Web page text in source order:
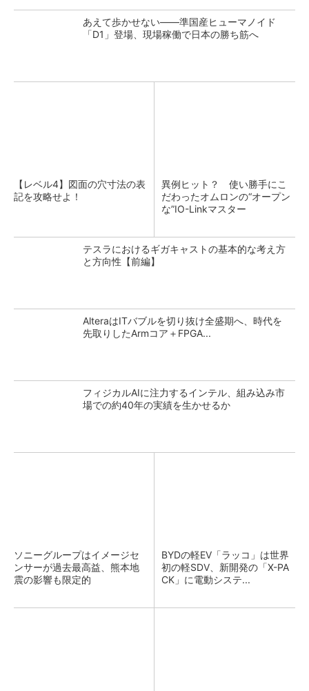
あえて歩かせない――準国産ヒューマノイド
「D1」登場、現場稼働で日本の勝ち筋へ
【レベル4】図面の穴寸法の表
記を攻略せよ！
異例ヒット？ 使い勝手にこ
だわったオムロンの“オープン
な”IO-Linkマスター
テスラにおけるギガキャストの基本的な考え方
と方向性【前編】
AlteraはITバブルを切り抜け全盛期へ、時代を
先取りしたArmコア＋FPGA...
フィジカルAIに注力するインテル、組み込み市
場での約40年の実績を生かせるか
ソニーグループはイメージセ
ンサーが過去最高益、熊本地
震の影響も限定的
BYDの軽EV「ラッコ」は世界
初の軽SDV、新開発の「X-PA
CK」に電動システ...